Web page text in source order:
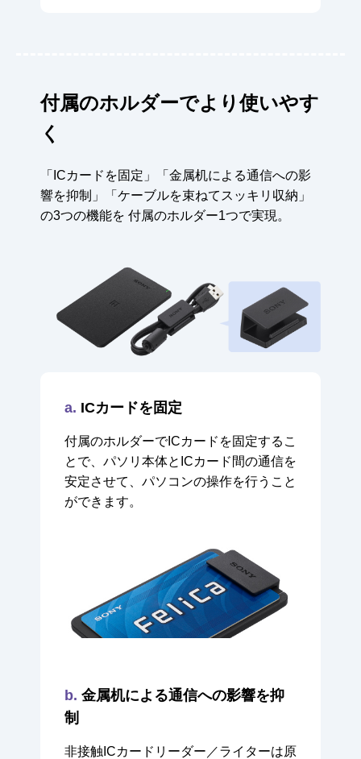
付属のホルダーでより使いやす
く
「ICカードを固定」「金属机による通信への影
響を抑制」
「ケーブルを束ねてスッキリ収納」
の3つの機能を 付属のホルダー1つで実現。
a. ICカードを固定
付属のホルダーでICカードを固定するこ
とで、 パソリ本体とICカード間の通信を
安定させて、 パソコンの操作を行うこと
ができます。
b. 金属机による通信への影響を抑
制
非接触ICカードリーダー／ライターは原